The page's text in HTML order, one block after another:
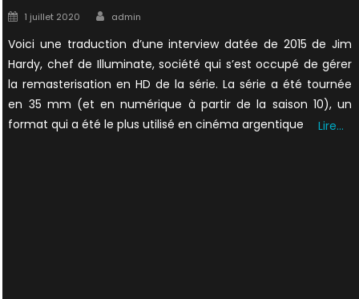
Posted
1 juillet 2020 Author
admin
Voici une traduction d’une interview datée de 2015 de Jim
Hardy, chef de Illuminate, société qui s’est occupé de gérer
la remasterisation en HD de la série. La série a été tournée
en 35 mm (et en numérique à partir de la saison 10), un
format qui a été le plus utilisé en cinéma argentique
Lire…